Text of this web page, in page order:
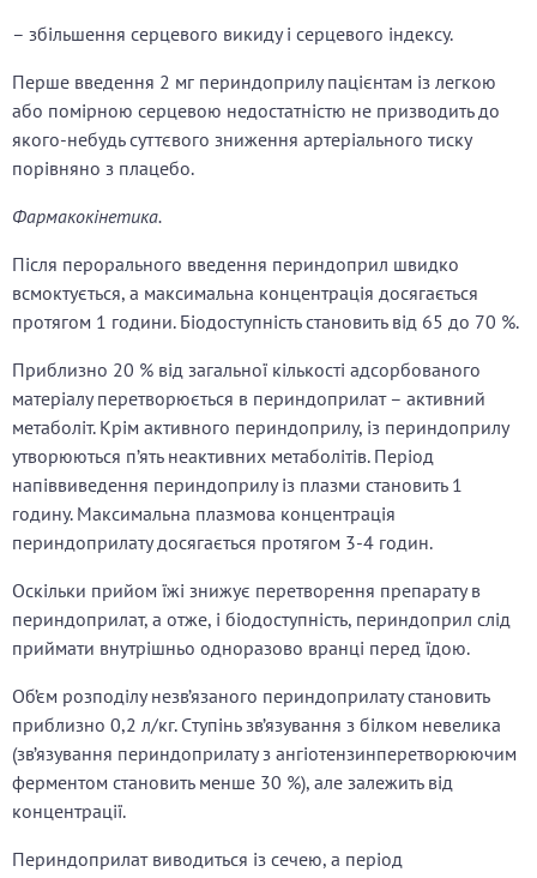
– збільшення серцевого викиду і серцевого індексу.
Перше введення 2 мг периндоприлу пацієнтам із легкою
або помірною серцевою недостатністю не призводить до
якого-небудь суттєвого зниження артеріального тиску
порівняно з плацебо.
Фармакокінетика.
Після перорального введення периндоприл швидко
всмоктується, а максимальна концентрація досягається
протягом 1 години. Біодоступність становить від 65 до 70 %.
Приблизно 20 % від загальної кількості адсорбованого
матеріалу перетворюється в периндоприлат – активний
метаболіт. Крім активного периндоприлу, із периндоприлу
утворюються п’ять неактивних метаболітів. Період
напіввиведення периндоприлу із плазми становить 1
годину. Максимальна плазмова концентрація
периндоприлату досягається протягом 3-4 годин.
Оскільки прийом їжі знижує перетворення препарату в
периндоприлат, а отже, і біодоступність, периндоприл слід
приймати внутрішньо одноразово вранці перед їдою.
Об’єм розподілу незв’язаного периндоприлату становить
приблизно 0,2 л/кг. Cтупінь зв’язування з білком невелика
(зв’язування периндоприлату з ангіотензинперетворюючим
ферментом становить менше 30 %), але залежить від
концентрації.
Периндоприлат виводиться із сечею, а період